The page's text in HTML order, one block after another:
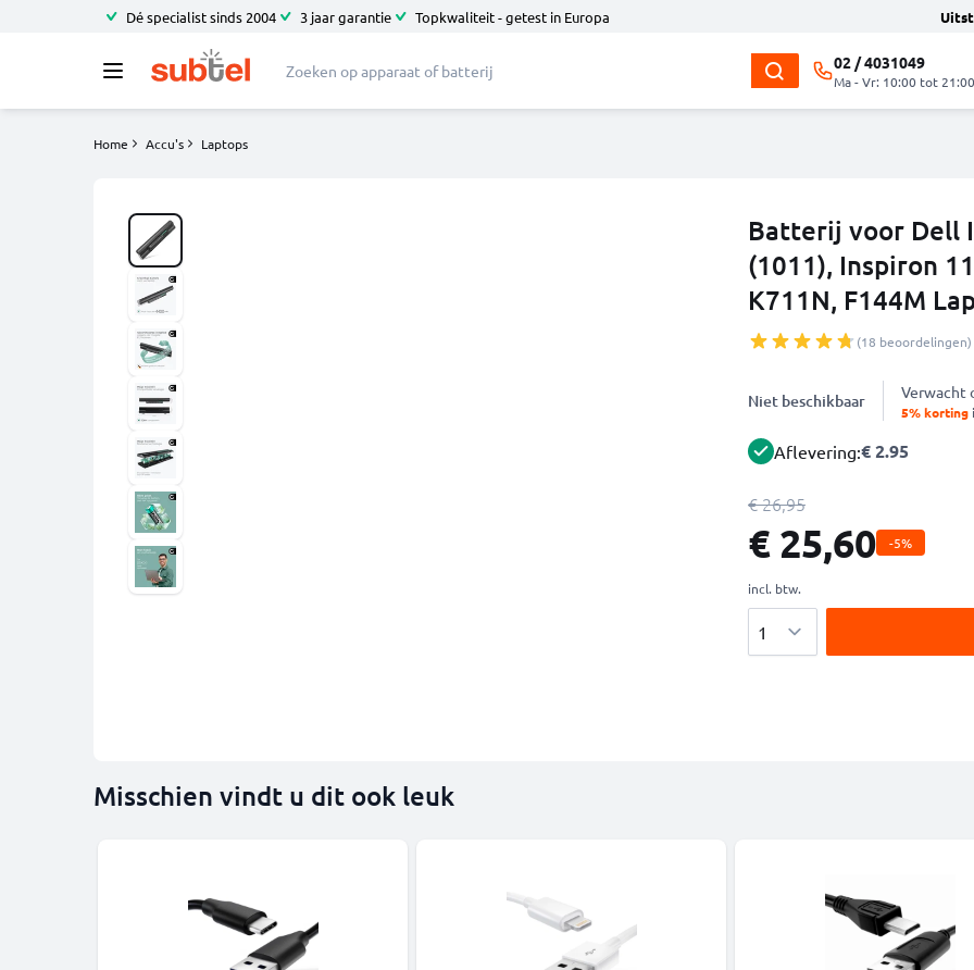
Dé specialist sinds 2004 3 jaar garantie Topkwaliteit - getest in Europa
02 / 4031049
Ma - Vr: 10:00 tot 21:00
Home Accu's Laptops
Batterij voor Dell
(1011), Inspiron
K711N, F144M
(18 beoordelingen)
Niet beschikbaar Verwacht
5% korting
Aflevering:€ 2.95
€ 26,95
€ 25,60 -5%
incl. btw.
Misschien vindt u dit ook leuk